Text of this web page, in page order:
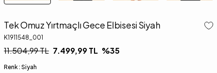
Tek Omuz Yırtmaçlı Gece Elbisesi Siyah
K1911548_001
11.504,99TL 7.499,99TL %35
Renk : Siyah